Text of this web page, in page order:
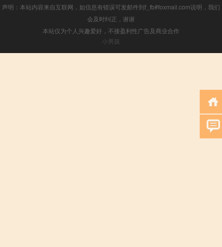
声明：本站内容来自互联网，如信息有错误可发邮件到f_fb#foxmail.com说明，我们
会及时纠正，谢谢
本站仅为个人兴趣爱好，不接盈利性广告及商业合作
小男孩